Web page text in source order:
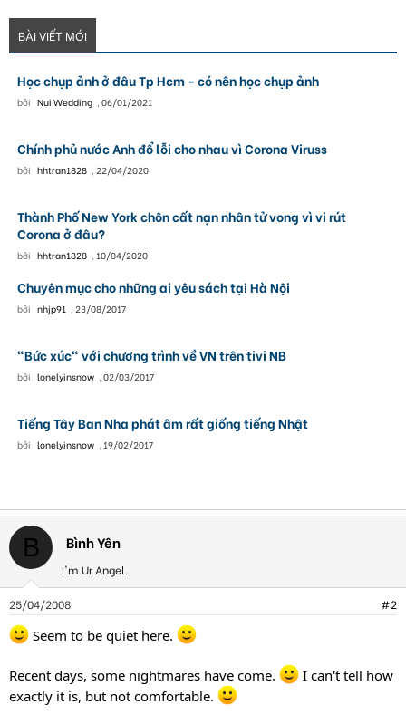
BÀI VIẾT MỚI
Học chụp ảnh ở đâu Tp Hcm - có nên học chụp ảnh
bởi Nui Wedding , 06/01/2021
Chính phủ nước Anh đổ lỗi cho nhau vì Corona Viruss
bởi hhtran1828 , 22/04/2020
Thành Phố New York chôn cất nạn nhân tử vong vì vi rút
Corona ở đâu?
bởi hhtran1828 , 10/04/2020
Chuyên mục cho những ai yêu sách tại Hà Nội
bởi nhjp91 , 23/08/2017
"Bức xúc" với chương trình về VN trên tivi NB
bởi lonelyinsnow , 02/03/2017
Tiếng Tây Ban Nha phát âm rất giống tiếng Nhật
bởi lonelyinsnow , 19/02/2017
B Bình Yên
I'm Ur Angel.
25/04/2008 #2
Seem to be quiet here.
Recent days, some nightmares have come.
I can't tell how
exactly it is, but not comfortable.